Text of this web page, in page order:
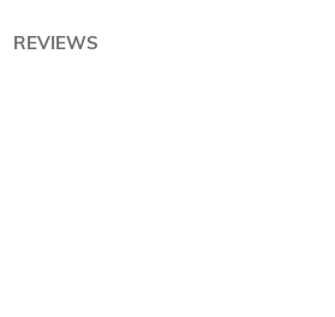
REVIEWS